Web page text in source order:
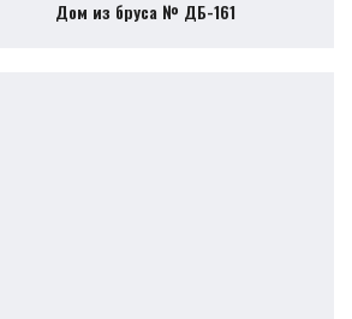
Дом из бруса № ДБ-161